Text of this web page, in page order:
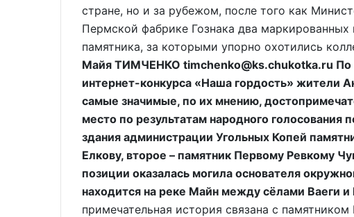
стране, но и за рубежом, после того как
Пермской фабрике Гознака два
памятника, за которыми упорно охотились
Майя ТИМЧЕНКО timchenko@ks.chukotka.ru По
интернет-конкурса «Наша гордость» жители
самые значимые, по их мнению,
место по результатам народного голосования
здания администрации Угольных Копей
Елкову, второе – памятник Первому Ревкому
позиции оказалась могила основателя
находится на реке Майн между сёлами Ваеги
примечательная история связана с